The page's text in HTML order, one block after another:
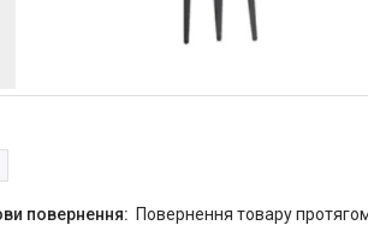
повернення товару